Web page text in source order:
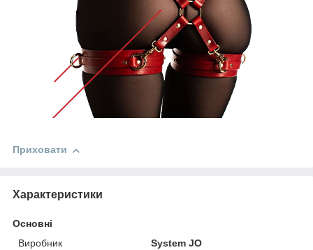
Приховати
Характеристики
Основні
Виробник
System JO